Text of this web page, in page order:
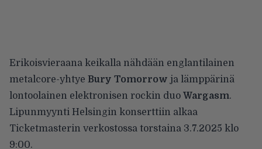
Erikoisvieraana keikalla nähdään englantilainen
metalcore-yhtye Bury Tomorrow ja lämppärinä
lontoolainen elektronisen rockin duo Wargasm.
Lipunmyynti Helsingin konserttiin alkaa
Ticketmasterin verkostossa torstaina 3.7.2025 klo
9:00.